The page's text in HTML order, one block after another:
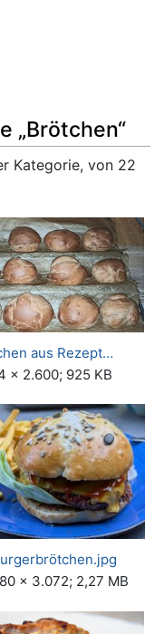
„Brötchen“
Kategorie, von 22
aus Rezept…
× 2.600; 925 KB
× 3.072; 2,27 MB